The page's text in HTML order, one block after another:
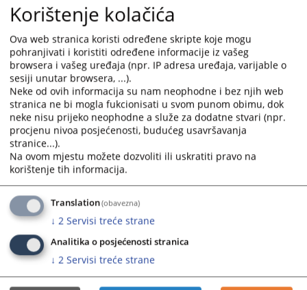
2104 PREGLEDA
Korištenje kolačića
Ova web stranica koristi određene skripte koje mogu
pohranjivati i koristiti određene informacije iz vašeg
browsera i vašeg uređaja (npr. IP adresa uređaja, varijable o
sesiji unutar browsera, ...).
Neke od ovih informacija su nam neophodne i bez njih web
stranica ne bi mogla fukcionisati u svom punom obimu, dok
neke nisu prijeko neophodne a služe za dodatne stvari (npr.
procjenu nivoa posjećenosti, budućeg usavršavanja
stranice...).
Na ovom mjestu možete dozvoliti ili uskratiti pravo na
korištenje tih informacija.
Translation(obavezna)
↓ 2 Servisi treće strane
Analitika o posjećenosti stranica
↓ 2 Servisi treće strane